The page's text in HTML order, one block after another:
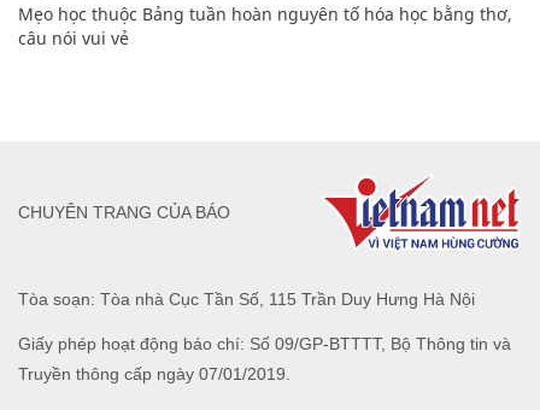
Mẹo học thuộc Bảng tuần hoàn nguyên tố hóa học bằng thơ,
câu nói vui vẻ
Tòa soạn: Tòa nhà Cục Tần Số, 115 Trần Duy Hưng Hà Nội
Giấy phép hoạt động báo chí: Số 09/GP-BTTTT, Bộ Thông tin và
Truyền thông cấp ngày 07/01/2019.
CHUYÊN TRANG CỦA BÁO